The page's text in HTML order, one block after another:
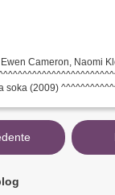
Cameron, Naomi
soka (2009)